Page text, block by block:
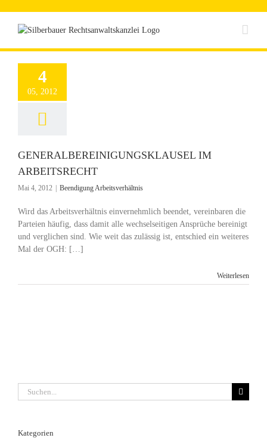
springen
4
05, 2012
GENERALBEREINIGUNGSKLAUSEL IM
ARBEITSRECHT
Mai 4, 2012 Beendigung Arbeitsverhältnis
Wird das Arbeitsverhältnis einvernehmlich beendet, vereinbaren die
Parteien häufig, dass damit alle wechselseitigen Ansprüche bereinigt
und verglichen sind. Wie weit das zulässig ist, entschied ein weiteres
Mal der OGH: […]
Weiterlesen
Suche
nach:
Kategorien